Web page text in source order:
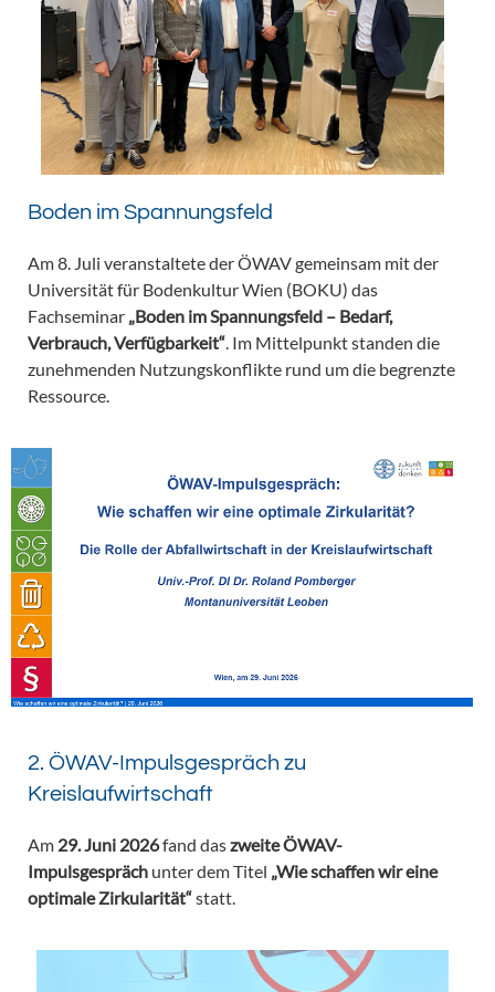
Boden im Spannungsfeld
Am 8. Juli veranstaltete der ÖWAV gemeinsam mit der
Universität für Bodenkultur Wien (BOKU) das
Fachseminar „Boden im Spannungsfeld – Bedarf,
Verbrauch, Verfügbarkeit“ . Im Mittelpunkt standen die
zunehmenden Nutzungskonflikte rund um die begrenzte
Ressource.
2. ÖWAV-Impulsgespräch zu
Kreislaufwirtschaft
Am 29. Juni 2026fand daszweite ÖWAV-
Impulsgespräch unter dem Titel „Wie schaffen wir eine
optimale Zirkularität“statt.